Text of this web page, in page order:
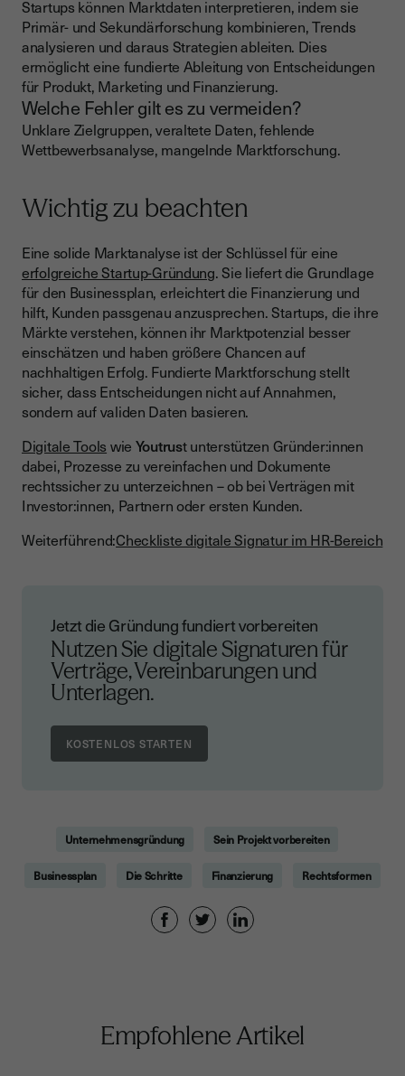
Startups können Marktdaten interpretieren, indem sie
Primär- und Sekundärforschung kombinieren, Trends
analysieren und daraus Strategien ableiten. Dies
ermöglicht eine fundierte Ableitung von Entscheidungen
für Produkt, Marketing und Finanzierung.
Welche Fehler gilt es zu vermeiden?
Unklare Zielgruppen, veraltete Daten, fehlende
Wettbewerbsanalyse, mangelnde Marktforschung.
Wichtig zu beachten
Eine solide Marktanalyse ist der Schlüssel für eine
erfolgreiche Startup-Gründung. Sie liefert die Grundlage
für den Businessplan, erleichtert die Finanzierung und
hilft, Kunden passgenau anzusprechen. Startups, die ihre
Märkte verstehen, können ihr Marktpotenzial besser
einschätzen und haben größere Chancen auf
nachhaltigen Erfolg. Fundierte Marktforschung stellt
sicher, dass Entscheidungen nicht auf Annahmen,
sondern auf validen Daten basieren.
Digitale Tools wie Youtrust unterstützen Gründer:innen
dabei, Prozesse zu vereinfachen und Dokumente
rechtssicher zu unterzeichnen – ob bei Verträgen mit
Investor:innen, Partnern oder ersten Kunden.
Weiterführend:Checkliste digitale Signatur im HR-Bereich
Jetzt die Gründung fundiert vorbereiten
Nutzen Sie digitale Signaturen für
Verträge, Vereinbarungen und
Unterlagen.
Unternehmensgründung Sein Projekt vorbereiten
Businessplan Die Schritte Finanzierung Rechtsformen
Empfohlene Artikel